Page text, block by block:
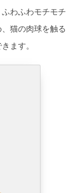
わふわモチモチ
猫の肉球を触る
ます。